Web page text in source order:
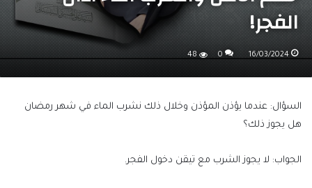
الفجر!
16/03/2024
0
48
السؤال: عندما يؤذن المؤذن وخلال ذلك نشرب الماء في شهر رمضان
هل يجوز ذلك؟
الجواب: لا يجوز الشرب مع تيقن دخول الفجر.